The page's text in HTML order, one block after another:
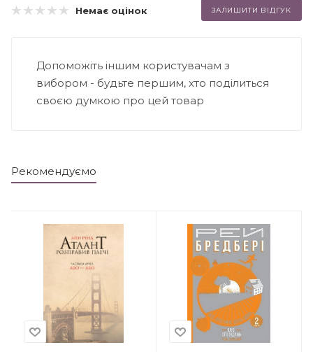
Немає оцінок ЗАЛИШИТИ ВІДГУК
Допоможіть іншим користувачам з
вибором - будьте першим, хто поділиться
своєю думкою про цей товар
Рекомендуємо